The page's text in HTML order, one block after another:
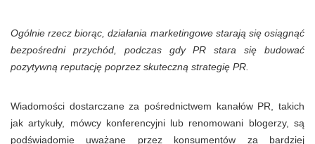
Ogólnie rzecz biorąc, działania marketingowe starają się osiągnąć
bezpośredni przychód, podczas gdy PR stara się budować
pozytywną reputację poprzez skuteczną strategię PR.
Wiadomości dostarczane za pośrednictwem kanałów PR, takich
jak artykuły, mówcy konferencyjni lub renomowani blogerzy, są
podświadomie uważane przez konsumentów za bardziej